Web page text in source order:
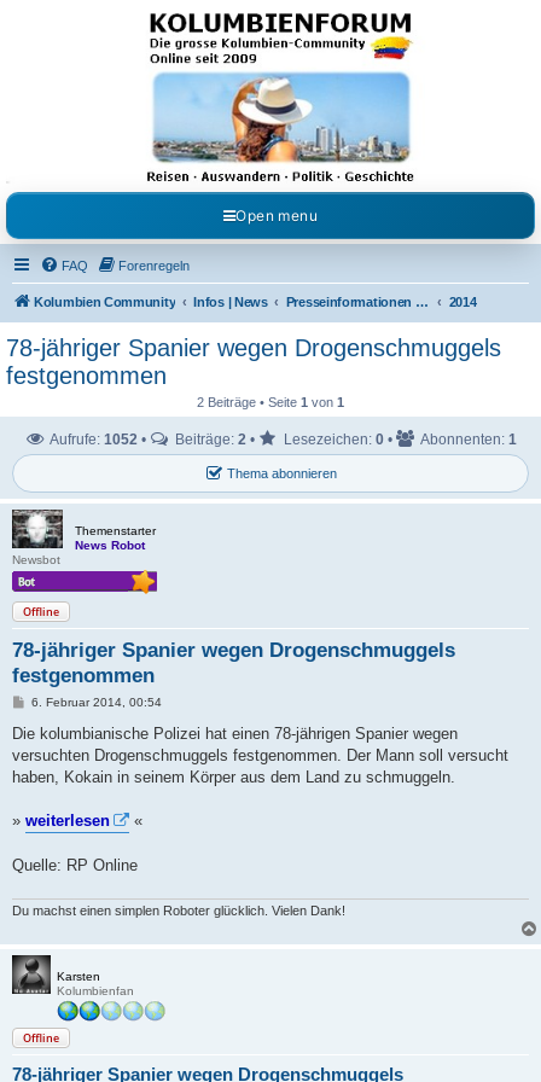
Kolumbienforum - Das
grosse Forum der
Freunde Kolumbiens
Reisen, Auswandern, Kultur, Politik, Geschichte und Visum in Kolumbien und Venezuela.
Austausch, Erfahrungen und Gemeinschaft im Kolumbienforum
Open menu
FAQ Forenregeln
Kolumbien Community Infos | News Presseinformationen & Neuigkeiten 2014
78-jähriger Spanier wegen Drogenschmuggels
festgenommen
2 Beiträge • Seite 1 von 1
Thema abonnieren
Aufrufe: 1052 • Beiträge: 2 • Lesezeichen: 0• Abonnenten: 1
Themenstarter
News Robot
Newsbot
Offline
78-jähriger Spanier wegen Drogenschmuggels
festgenommen
B
i
r
a
6. Februar 2014, 00:54
Die kolumbianische Polizei hat einen 78-jährigen Spanier wegen
versuchten Drogenschmuggels festgenommen. Der Mann soll versucht
haben, Kokain in seinem Körper aus dem Land zu schmuggeln.
» weiterlesen «
Quelle: RP Online
Du machst einen simplen Roboter glücklich. Vielen Dank!
Karsten
Kolumbienfan
Offline
78-jähriger Spanier wegen Drogenschmuggels